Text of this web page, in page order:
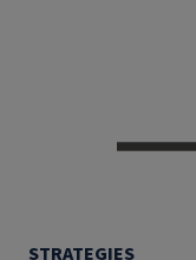
STRATEGIES